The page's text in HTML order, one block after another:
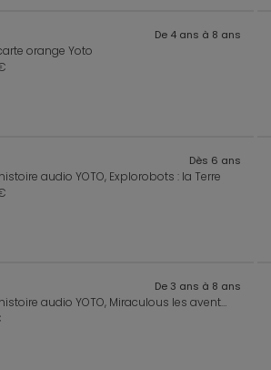
De 4 ans à 8 ans
orange Yoto
Dès 6 ans
audio YOTO, Explorobots : la Terre
De 3 ans à 8 ans
Carte histoire audio YOTO, Miraculous les aventures de chat noir